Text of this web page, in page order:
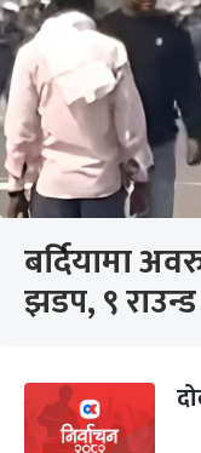
बर्दियामा
झडप, ९